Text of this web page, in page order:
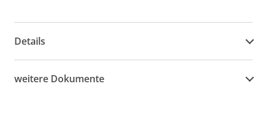
Details
weitere Dokumente